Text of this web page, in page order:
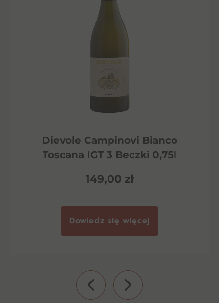
Dievole Campinovi Bianco
Toscana IGT 3 Beczki 0,75l
149,00 zł
Dowiedz się więcej